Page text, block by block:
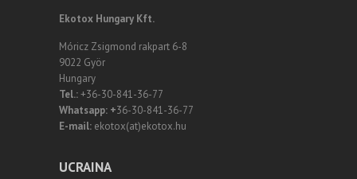
Ekotox Hungary Kft.
Móricz Zsigmond rakpart 6-8
9022 Györ
Hungary
Tel.:+36-30-841-36-77
Whatsapp: +36-30-841-36-77
E-mail: ekotox(at)ekotox.hu
UCRAINA